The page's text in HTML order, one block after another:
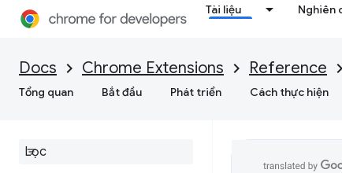
Tài liệu Nghiên
Docs Chrome Extensions Reference
Tổng quan Bắt đầu Phát triển Cách thực hiện